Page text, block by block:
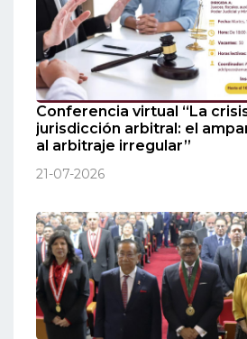
Conferencia virtual “La
jurisdicción arbitral: el
al arbitraje irregular”
21-07-2026